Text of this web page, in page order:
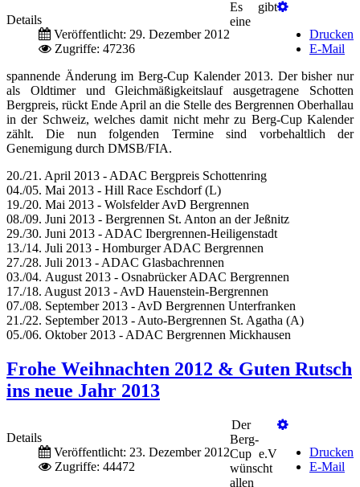
Details
Veröffentlicht: 29. Dezember 2012
Zugriffe: 47236
Drucken
E-Mail
Es gibt
eine
spannende Änderung im Berg-Cup Kalender 2013. Der bisher nur
als Oldtimer und Gleichmäßigkeitslauf ausgetragene Schotten
Bergpreis, rückt Ende April an die Stelle des Bergrennen Oberhallau
in der Schweiz, welches damit nicht mehr zu Berg-Cup Kalender
zählt. Die nun folgenden Termine sind vorbehaltlich der
Genemigung durch DMSB/FIA.
20./21. April 2013 - ADAC Bergpreis Schottenring
04./05. Mai 2013 - Hill Race Eschdorf (L)
19./20. Mai 2013 - Wolsfelder AvD Bergrennen
08./09. Juni 2013 - Bergrennen St. Anton an der Jeßnitz
29./30. Juni 2013 - ADAC Ibergrennen-Heiligenstadt
13./14. Juli 2013 - Homburger ADAC Bergrennen
27./28. Juli 2013 - ADAC Glasbachrennen
03./04. August 2013 - Osnabrücker ADAC Bergrennen
17./18. August 2013 - AvD Hauenstein-Bergrennen
07./08. September 2013 - AvD Bergrennen Unterfranken
21./22. September 2013 - Auto-Bergrennen St. Agatha (A)
05./06. Oktober 2013 - ADAC Bergrennen Mickhausen
Frohe Weihnachten 2012 & Guten Rutsch
ins neue Jahr 2013
Details
Veröffentlicht: 23. Dezember 2012
Zugriffe: 44472
Drucken
E-Mail
Der
Berg-
Cup e.V
wünscht
allen